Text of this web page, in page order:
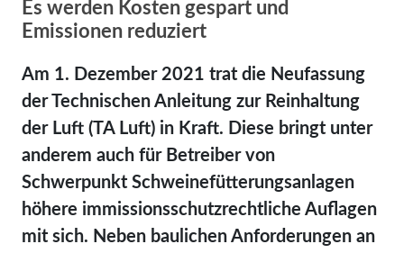
Es werden Kosten gespart und
Emissionen reduziert
Am 1. Dezember 2021 trat die Neufassung
der Technischen Anleitung zur Reinhaltung
der Luft (TA Luft) in Kraft. Diese bringt unter
anderem auch für Betreiber von
Schwerpunkt Schweinefütterungsanlagen
höhere immissionsschutzrechtliche Auflagen
mit sich. Neben baulichen Anforderungen an